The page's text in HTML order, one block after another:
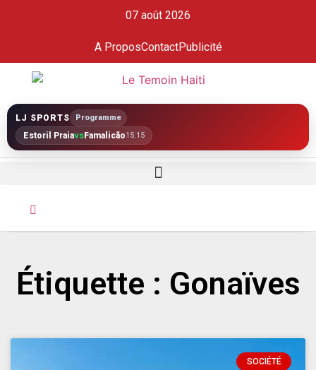
07 août 2026
A ProposContactPublicité
LJ SPORTS Programme
Estoril PraiavsFamalicão15:15
Étiquette : Gonaïves
SOCIÉTÉ